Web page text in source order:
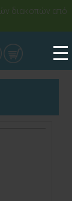
διακοπών από